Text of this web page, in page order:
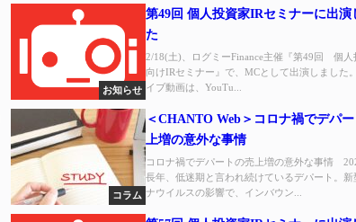
お知らせ
第49回 個人投資家IRセミナーに出演
た
2/18(土)、ログミーFinance主催『第49回 個人
向けIRセミナー』で、MCとして出演しました
イブ動画は、YouTu...
コラム
＜CHANTO Web＞コロナ禍でデパ
上増の意外な事情
コロナ禍でデパートの売上増の意外な事情
長年、低迷期と言われ続けているデパート。新
ナウイルスの影響で、インバウン...